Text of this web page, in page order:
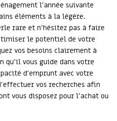
l’année suivante
éléments à la légère.
rare et n’hésitez pas à faire
le potentiel de votre
vos besoins clairement à
vous guide dans votre
d’emprunt avec votre
vos recherches afin
vous disposez pour l’achat ou